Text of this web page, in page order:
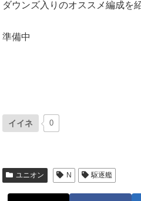
ダウンズ入りのオススメ編成を
準備中
イイネ 0
ユニオン N 駆逐艦